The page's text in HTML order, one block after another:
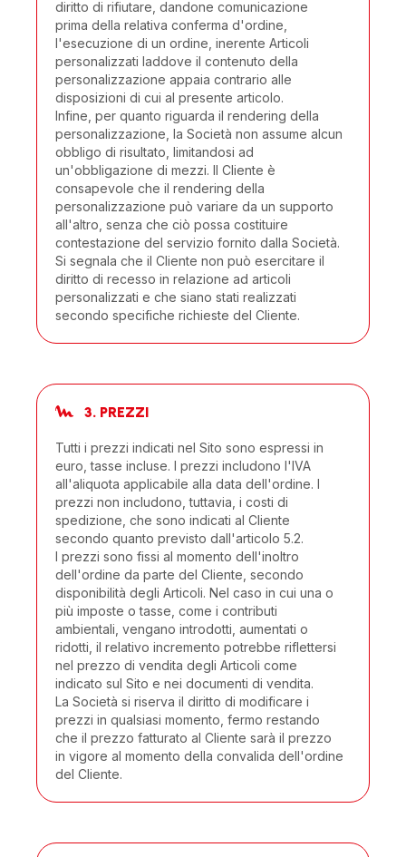
diritto di rifiutare, dandone comunicazione
prima della relativa conferma d'ordine,
l'esecuzione di un ordine, inerente Articoli
personalizzati laddove il contenuto della
personalizzazione appaia contrario alle
disposizioni di cui al presente articolo.
Infine, per quanto riguarda il rendering della
personalizzazione, la Società non assume alcun
obbligo di risultato, limitandosi ad
un'obbligazione di mezzi. Il Cliente è
consapevole che il rendering della
personalizzazione può variare da un supporto
all'altro, senza che ciò possa costituire
contestazione del servizio fornito dalla Società.
Si segnala che il Cliente non può esercitare il
diritto di recesso in relazione ad articoli
personalizzati e che siano stati realizzati
secondo specifiche richieste del Cliente.
3. PREZZI
Tutti i prezzi indicati nel Sito sono espressi in
euro, tasse incluse. I prezzi includono l'IVA
all'aliquota applicabile alla data dell'ordine. I
prezzi non includono, tuttavia, i costi di
spedizione, che sono indicati al Cliente
secondo quanto previsto dall'articolo 5.2.
I prezzi sono fissi al momento dell'inoltro
dell'ordine da parte del Cliente, secondo
disponibilità degli Articoli. Nel caso in cui una o
più imposte o tasse, come i contributi
ambientali, vengano introdotti, aumentati o
ridotti, il relativo incremento potrebbe riflettersi
nel prezzo di vendita degli Articoli come
indicato sul Sito e nei documenti di vendita.
La Società si riserva il diritto di modificare i
prezzi in qualsiasi momento, fermo restando
che il prezzo fatturato al Cliente sarà il prezzo
in vigore al momento della convalida dell'ordine
del Cliente.